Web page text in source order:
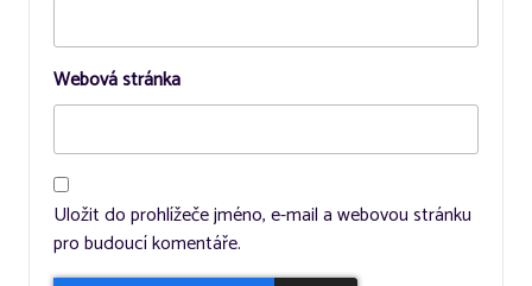
Webová stránka
Uložit do prohlížeče jméno, e-mail a webovou stránku
pro budoucí komentáře.